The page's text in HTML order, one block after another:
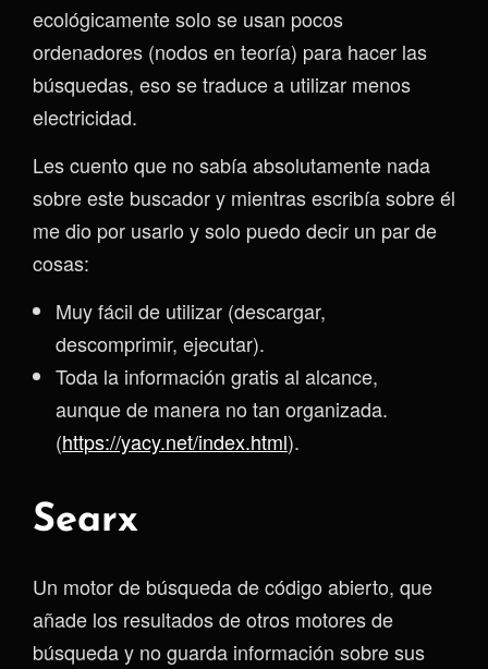
ecológicamente solo se usan pocos
ordenadores (nodos en teoría) para hacer las
búsquedas, eso se traduce a utilizar menos
electricidad.
Les cuento que no sabía absolutamente nada
sobre este buscador y mientras escribía sobre él
me dio por usarlo y solo puedo decir un par de
cosas:
Muy fácil de utilizar (descargar,
descomprimir, ejecutar).
Toda la información gratis al alcance,
aunque de manera no tan organizada.
(https://yacy.net/index.html).
Searx
Un motor de búsqueda de código abierto, que
añade los resultados de otros motores de
búsqueda y no guarda información sobre sus